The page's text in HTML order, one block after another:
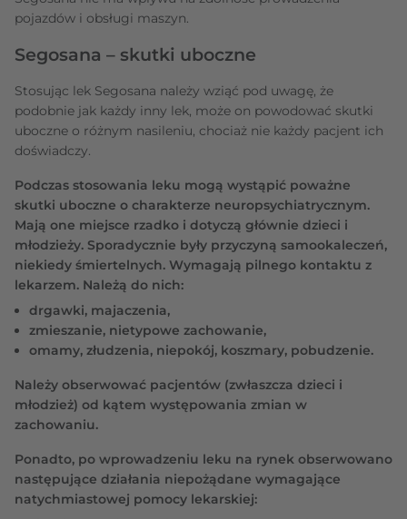
pojazdów i obsługi maszyn.
Segosana – skutki uboczne
Stosując lek Segosana należy wziąć pod uwagę, że
podobnie jak każdy inny lek, może on powodować skutki
uboczne o różnym nasileniu, chociaż nie każdy pacjent ich
doświadczy.
Podczas stosowania leku mogą wystąpić poważne
skutki uboczne o charakterze neuropsychiatrycznym.
Mają one miejsce rzadko i dotyczą głównie dzieci i
młodzieży. Sporadycznie były przyczyną samookaleczeń,
niekiedy śmiertelnych. Wymagają pilnego kontaktu z
lekarzem. Należą do nich:
drgawki, majaczenia,
zmieszanie, nietypowe zachowanie,
omamy, złudzenia, niepokój, koszmary, pobudzenie.
Należy obserwować pacjentów (zwłaszcza dzieci i
młodzież) od kątem występowania zmian w
zachowaniu.
Ponadto, po wprowadzeniu leku na rynek obserwowano
następujące działania niepożądane wymagające
natychmiastowej pomocy lekarskiej: